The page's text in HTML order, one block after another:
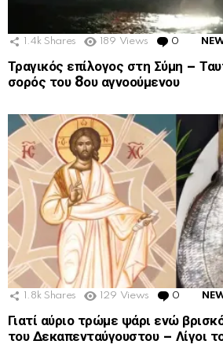
1.4k Shares 189 Views 0
Τραγικός επίλογος στη Σύμη –
σορός του 8ου αγνοούμενου
1.8k Shares 129 Views 0
Γιατί αύριο τρώμε ψάρι ενώ
του Δεκαπενταύγουστου – Λίγοι